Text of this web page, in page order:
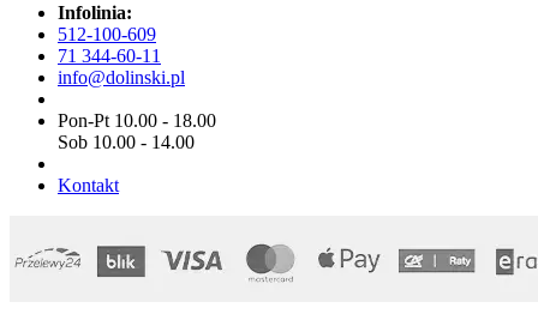
Infolinia:
512-100-609
71 344-60-11
info@dolinski.pl
Pon-Pt 10.00 - 18.00
Sob 10.00 - 14.00
Kontakt